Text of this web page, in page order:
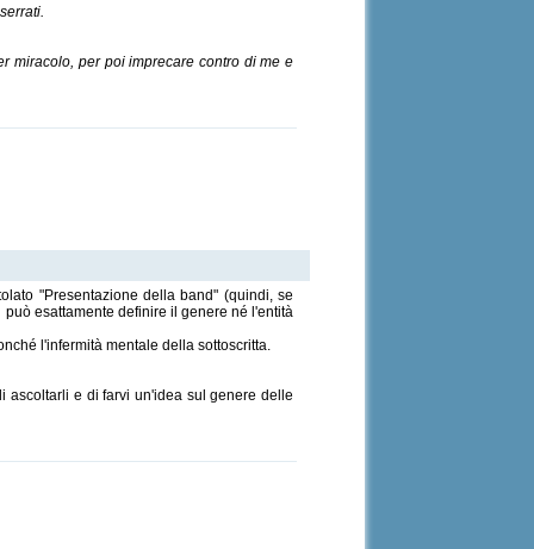
miracolo, per poi imprecare contro di me e
"Presentazione della band" (quindi, se
esattamente definire il genere né l'entità
l'infermità mentale della sottoscritta.
ascoltarli e di farvi un'idea sul genere delle